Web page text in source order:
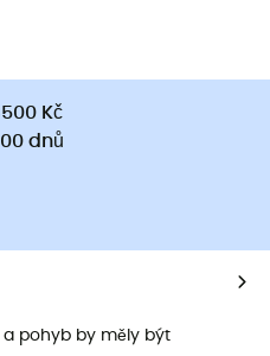
Kč
dnů
a pohyb by měly být